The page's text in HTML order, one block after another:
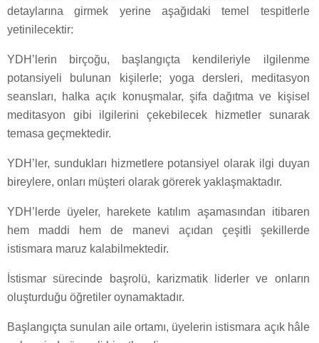
detaylarına girmek yerine aşağıdaki temel tespitlerle
yetinilecektir:
YDH’lerin birçoğu, başlangıçta kendileriyle ilgilenme
potansiyeli bulunan kişilerle; yoga dersleri, meditasyon
seansları, halka açık konuşmalar, şifa dağıtma ve kişisel
meditasyon gibi ilgilerini çekebilecek hizmetler sunarak
temasa geçmektedir.
YDH’ler, sundukları hizmetlere potansiyel olarak ilgi duyan
bireylere, onları müşteri olarak görerek yaklaşmaktadır.
YDH’lerde üyeler, harekete katılım aşamasından itibaren
hem maddi hem de manevi açıdan çeşitli şekillerde
istismara maruz kalabilmektedir.
İstismar sürecinde başrolü, karizmatik liderler ve onların
oluşturduğu öğretiler oynamaktadır.
Başlangıçta sunulan aile ortamı, üyelerin istismara açık hâle